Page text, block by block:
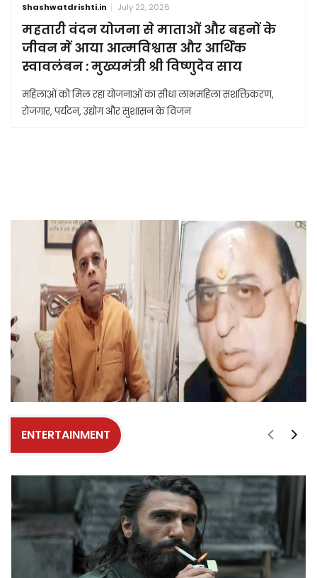
Shashwatdrishti.in July 22, 2026
महतारी वंदन योजना से माताओं और बहनों के
जीवन में आया आत्मविश्वास और आर्थिक
स्वावलंबन : मुख्यमंत्री श्री विष्णुदेव साय
महिलाओं को मिल रहा योजनाओं का सीधा लाभमहिला सशक्तिकरण,
रोजगार, पर्यटन, उद्योग और सुशासन के विजन
ENTERTAINMENT